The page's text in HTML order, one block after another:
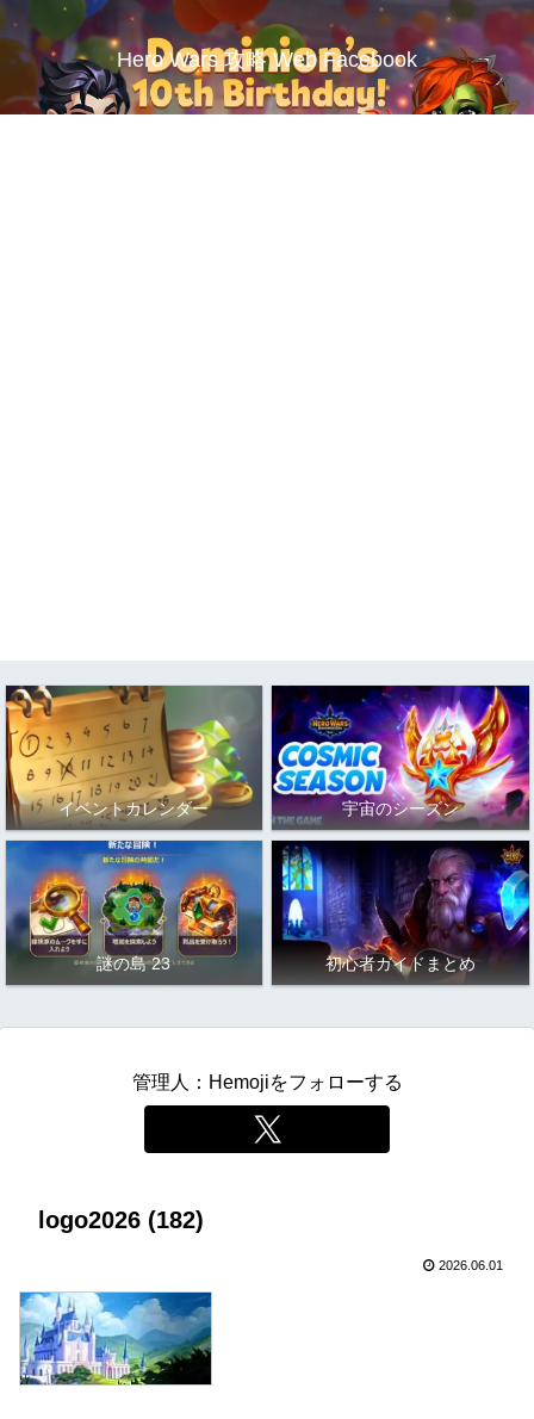
Hero Wars 攻略 Web Facebook
イベントカレンダー 宇宙のシーズン
謎の島 23 初心者ガイドまとめ
管理人：Hemojiをフォローする
logo2026 (182)
2026.06.01